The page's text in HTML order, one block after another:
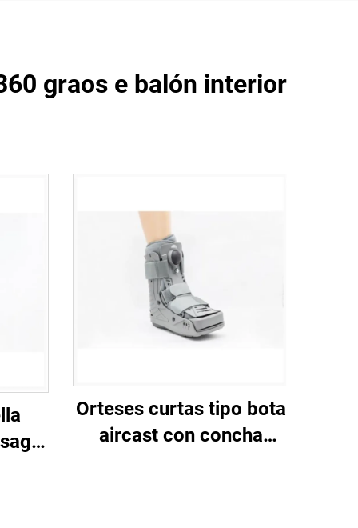
graos e balón interior
Orteses curtas tipo bota
aircast con concha